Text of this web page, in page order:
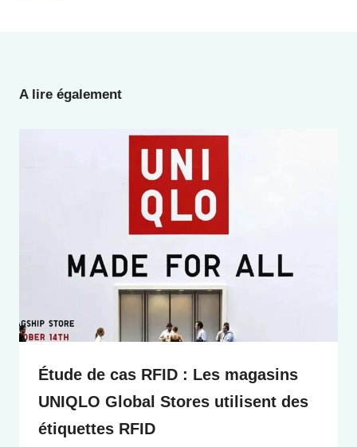
A lire également
Étude de cas RFID : Les magasins
UNIQLO Global Stores utilisent des
étiquettes RFID